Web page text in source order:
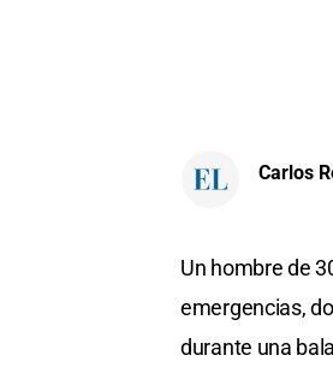
Carlos
Un hombre de
emergencias,
durante una